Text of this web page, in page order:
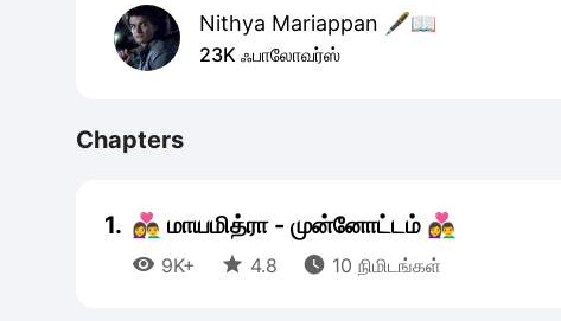
Nithya Mariappan 🖋️📖
23K ஃபாலோவர்ஸ்
Chapters
1. 👩‍❤️‍👨 மாயமித்ரா - முன்னோட்டம் 👩‍❤️‍👨
 9K+  4.8  10 நிமிடங்கள்